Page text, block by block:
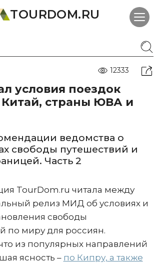
TOURDOM.RU
12333
условия поездок
Китай, страны ЮВА и
ведомства о
свободы путешествий и
Часть 2
TourDom.ru читала между
релиз МИД об условиях и
свободы
по миру для россиян.
из популярных направлений
ясность – по Кипру, а также